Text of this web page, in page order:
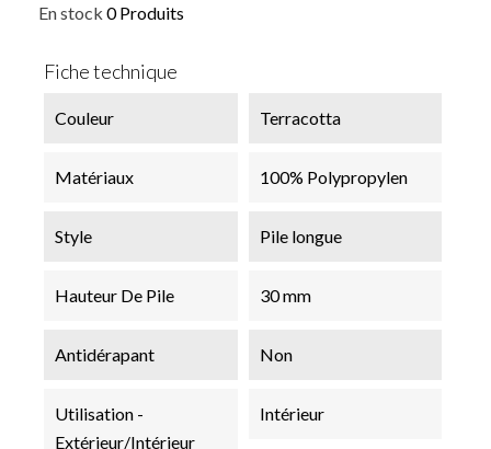
En stock 0 Produits
Fiche technique
Couleur Terracotta
Matériaux 100% Polypropylen
Style Pile longue
Hauteur De Pile 30 mm
Antidérapant Non
Utilisation -
Extérieur/Intérieur
Intérieur